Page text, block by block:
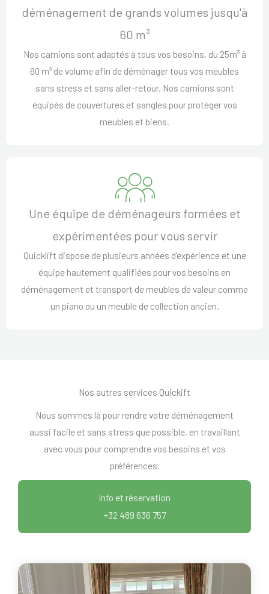
déménagement de grands volumes jusqu'à
60 m³
Nos camions sont adaptés à tous vos besoins, du 25m³ à
60 m³ de volume afin de déménager tous vos meubles
sans stress et sans aller-retour. Nos camions sont
équipés de couvertures et sangles pour protéger vos
meubles et biens.
Une équipe de déménageurs formées et
expérimentées pour vous servir
Quicklift dispose de plusieurs années d'expérience et une
équipe hautement qualifiées pour vos besoins en
déménagement et transport de meubles de valeur comme
un piano ou un meuble de collection ancien.
Nos autres services Quickift
Nous sommes là pour rendre votre déménagement
aussi facile et sans stress que possible, en travaillant
avec vous pour comprendre vos besoins et vos
préférences.
Info et réservation
+32 489 636 757